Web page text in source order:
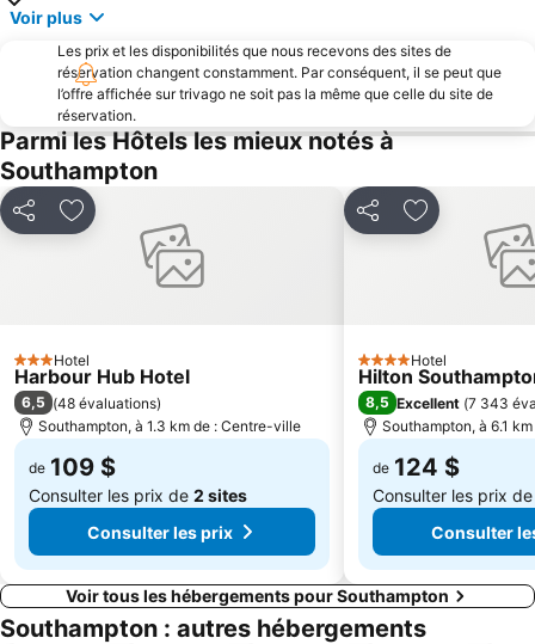
Cathédrale de Salisbury
Goodwood House
Southampton Solent University Conference Centre
HMS Victory
Portsmouth & Southsea Railway Station
Isle of Wight Music Festival
Paultons Family Theme Park
Bournemouth Arts by The Sea Festival
Winchester Train Station
West Wittering Beach
Chichester Harbour
Centre International et Théâtre Pavillion de Bournemouth
Romsey Abbey
Cathédrale de Chichester
South Downs National Park
Thruxton Motorsport Centre
Voir plus
Les prix et les disponibilités que nous recevons des sites de
réservation changent constamment. Par conséquent, il se peut que
l’offre affichée sur trivago ne soit pas la même que celle du site de
réservation.
Parmi les Hôtels les mieux notés à
Southampton
PartagerAjouter à mes favoris
3 Étoiles
Hotel
Harbour Hub Hotel
6,5 (48 évaluations)
Southampton, à 1.3 km de : Centre-ville
de 109 $
Consulter les prix de 2 sites
Consulter les prix
PartagerAjouter à
4 ÉtoilesHotel
Hilton
8,5 Excellent (7 343
Southampton, à 6.1
de 124 $
Consulter les prix
Consulter
Voir tous les hébergements pour Southampton
Southampton : autres hébergements